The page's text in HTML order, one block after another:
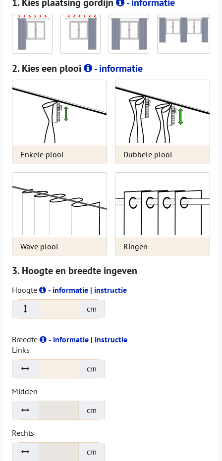
2. Kies een plooi - informatie
Enkele plooi Dubbele plooi
Wave plooi Ringen
3. Hoogte en breedte ingeven
Hoogte
- informatie | instructie
cm
Breedte
- informatie | instructie
Links
cm
Midden
cm
Rechts
cm